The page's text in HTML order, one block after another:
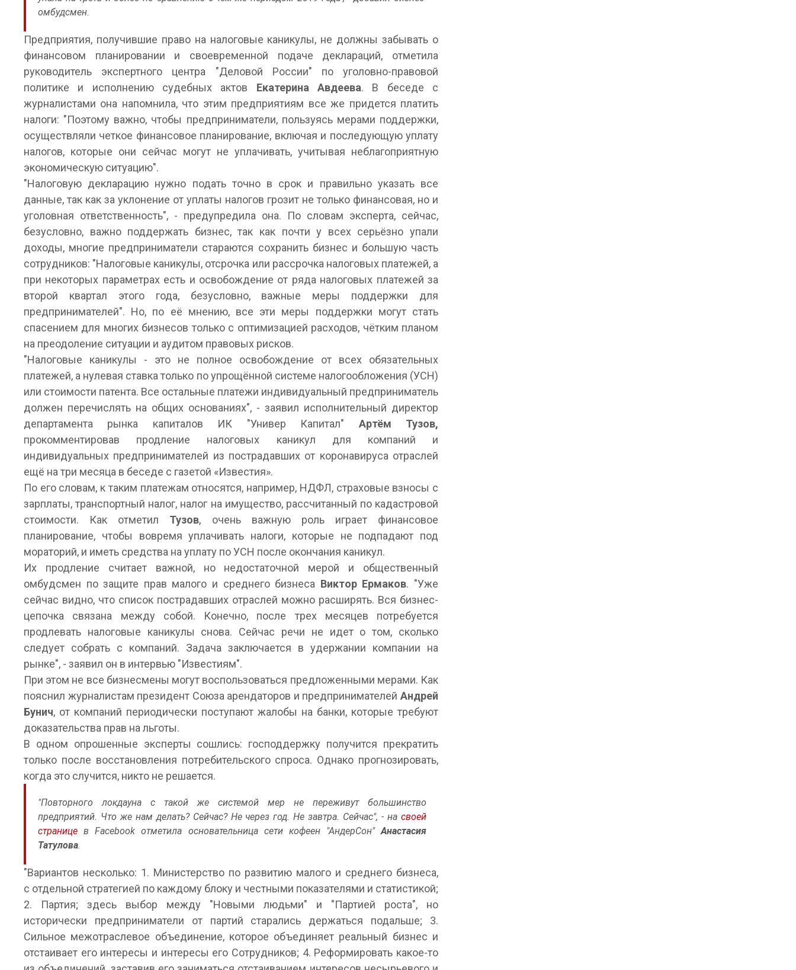
омбудсмен.
Предприятия, получившие право на налоговые каникулы, не должны забывать о
финансовом планировании и своевременной подаче деклараций, отметила
руководитель экспертного центра "Деловой России" по уголовно-правовой
политике и исполнению судебных актов Екатерина Авдеева. В беседе с
журналистами она напомнила, что этим предприятиям все же придется платить
налоги: "Поэтому важно, чтобы предприниматели, пользуясь мерами поддержки,
осуществляли четкое финансовое планирование, включая и последующую уплату
налогов, которые они сейчас могут не уплачивать, учитывая неблагоприятную
экономическую ситуацию".
"Налоговую декларацию нужно подать точно в срок и правильно указать все
данные, так как за уклонение от уплаты налогов грозит не только финансовая, но и
уголовная ответственность", - предупредила она. По словам эксперта, сейчас,
безусловно, важно поддержать бизнес, так как почти у всех серьёзно упали
доходы, многие предприниматели стараются сохранить бизнес и большую часть
сотрудников: "Налоговые каникулы, отсрочка или рассрочка налоговых платежей, а
при некоторых параметрах есть и освобождение от ряда налоговых платежей за
второй квартал этого года, безусловно, важные меры поддержки для
предпринимателей". Но, по её мнению, все эти меры поддержки могут стать
спасением для многих бизнесов только с оптимизацией расходов, чётким планом
на преодоление ситуации и аудитом правовых рисков.
"Налоговые каникулы - это не полное освобождение от всех обязательных
платежей, а нулевая ставка только по упрощённой системе налогообложения (УСН)
или стоимости патента. Все остальные платежи индивидуальный предприниматель
должен перечислять на общих основаниях", - заявил исполнительный директор
департамента рынка капиталов ИК "Универ Капитал" Артём Тузов,
прокомментировав продление налоговых каникул для компаний и
индивидуальных предпринимателей из пострадавших от коронавируса отраслей
ещё на три месяца в беседе с газетой «Известия».
По его словам, к таким платежам относятся, например, НДФЛ, страховые взносы с
зарплаты, транспортный налог, налог на имущество, рассчитанный по кадастровой
стоимости. Как отметил Тузов, очень важную роль играет финансовое
планирование, чтобы вовремя уплачивать налоги, которые не подпадают под
мораторий, и иметь средства на уплату по УСН после окончания каникул.
Их продление считает важной, но недостаточной мерой и общественный
омбудсмен по защите прав малого и среднего бизнеса Виктор Ермаков. "Уже
сейчас видно, что список пострадавших отраслей можно расширять. Вся бизнес-
цепочка связана между собой. Конечно, после трех месяцев потребуется
продлевать налоговые каникулы снова. Сейчас речи не идет о том, сколько
следует собрать с компаний. Задача заключается в удержании компании на
рынке", - заявил он в интервью "Известиям".
При этом не все бизнесмены могут воспользоваться предложенными мерами. Как
пояснил журналистам президент Союза арендаторов и предпринимателей Андрей
Бунич, от компаний периодически поступают жалобы на банки, которые требуют
доказательства прав на льготы.
В одном опрошенные эксперты сошлись: господдержку получится прекратить
только после восстановления потребительского спроса. Однако прогнозировать,
когда это случится, никто не решается.
"Повторного локдауна с такой же системой мер не переживут большинство
предприятий. Что же нам делать? Сейчас? Не через год. Не завтра. Сейчас", - на своей
странице в Facebook отметила основательница сети кофеен "АндерСон"Анастасия
Татулова.
"Вариантов несколько: 1. Министерство по развитию малого и среднего бизнеса,
с отдельной стратегией по каждому блоку и честными показателями и статистикой;
2. Партия; здесь выбор между "Новыми людьми" и "Партией роста", но
исторически предприниматели от партий старались держаться подальше; 3.
Сильное межотраслевое объединение, которое объединяет реальный бизнес и
отстаивает его интересы и интересы его Сотрудников; 4. Реформировать какое-то